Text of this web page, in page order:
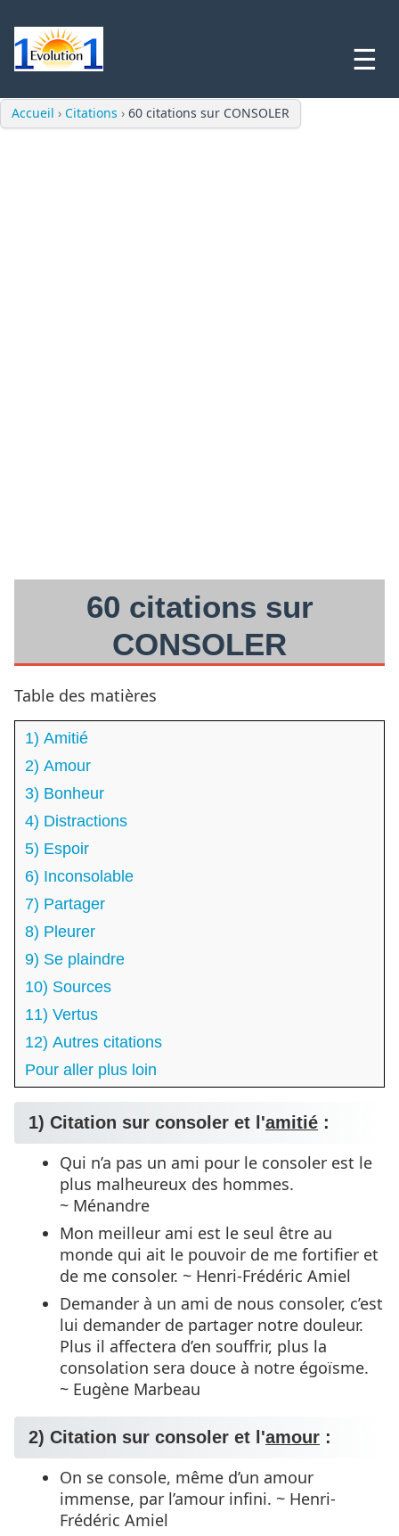
☰
Accueil › Citations › 60 citations sur CONSOLER
60 citations sur
CONSOLER
Table des matières
1) Amitié
2) Amour
3) Bonheur
4) Distractions
5) Espoir
6) Inconsolable
7) Partager
8) Pleurer
9) Se plaindre
10) Sources
11) Vertus
12) Autres citations
Pour aller plus loin
1) Citation sur consoler et l'amitié :
Qui n’a pas un ami pour le consoler est le
plus malheureux des hommes.
~ Ménandre
Mon meilleur ami est le seul être au
monde qui ait le pouvoir de me fortifier et
de me consoler. ~ Henri-Frédéric Amiel
Demander à un ami de nous consoler, c’est
lui demander de partager notre douleur.
Plus il affectera d’en souffrir, plus la
consolation sera douce à notre égoïsme.
~ Eugène Marbeau
2) Citation sur consoler et l'amour :
On se console, même d’un amour
immense, par l’amour infini. ~ Henri-
Frédéric Amiel